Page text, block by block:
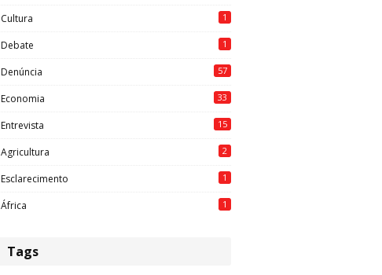
Cultura 1
Debate 1
Denúncia 57
Economia 33
Entrevista 15
Agricultura 2
Esclarecimento 1
África 1
Tags